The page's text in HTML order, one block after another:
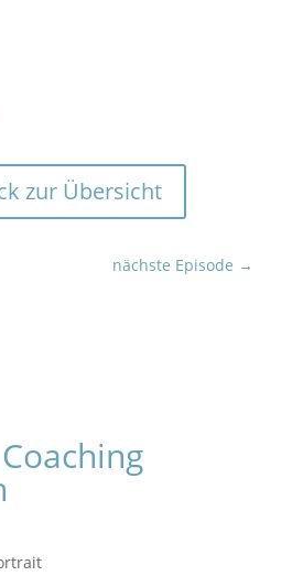
zur Übersicht
nächste Episode →